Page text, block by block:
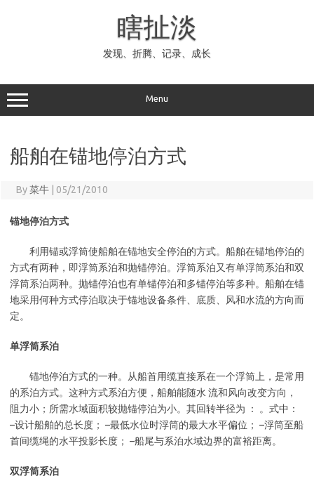
瞎扯淡
发现、折腾、记录、成长
Menu
船舶在锚地停泊方式
By菜牛 05/21/2010
锚地停泊方式
利用锚或浮筒使船舶在锚地安全停泊的方式。船舶在锚地停泊的
方式有两种，即浮筒系泊和抛锚停泊。浮筒系泊又有单浮筒系泊和双
浮筒系泊两种。抛锚停泊也有单锚停泊和多锚停泊等多种。船舶在锚
地采用何种方式停泊取决于锚地设备条件、底质、风和水流的方向而
定。
单浮筒系泊
锚地停泊方式的一种。从船首用缆直接系在一个浮筒上，是常用
的系泊方式。这种方式系泊方便，船舶能随水 流和风向改变方向，
阻力小；所需水域面积较抛锚停泊为小。其回转半径为 ： 。式中：
–设计船舶的总长度； –最低水位时浮筒的最大水平偏位； –浮筒至船
首间缆绳的水平投影长度； –船尾与系泊水域边界的富裕距离。
双浮筒系泊